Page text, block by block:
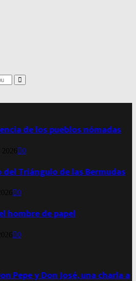
Search
de los pueblos nómadas
2026 0
del Triángulo de las Bermudas
0
hombre de papel
0
Pepe y Don José, una charla a